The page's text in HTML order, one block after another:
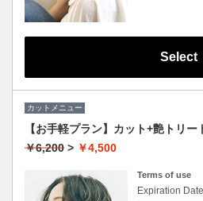
Select
カットメニュー
【お手軽プラン】カット+艶トリ
￥6,200 > ￥4,500
Terms of use
Expiration Date